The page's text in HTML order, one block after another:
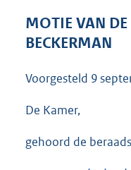
MOTIE VAN
BECKERMAN
Voorgesteld 9
De Kamer,
gehoord de